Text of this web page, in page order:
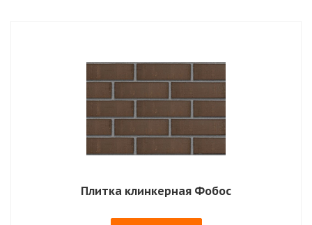
Плитка клинкерная Фобос